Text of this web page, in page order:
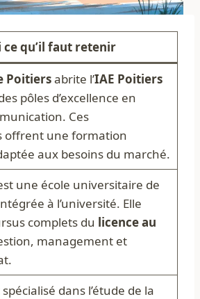
ce qu’il faut retenir
Poitiersabrite l’IAE Poitiers
pôles d’excellence en
Ces
offrent une formation
aux besoins du marché.
une école universitaire de
à l’université. Elle
complets du licence au
management et
dans l’étude de la